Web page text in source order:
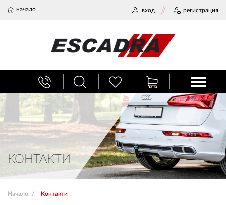
начало вход регистрация
КОНТАКТИ
Начало Контакти
БАГАЖНИЦИ
ТЕГЛИЧ ЗА КОЛА
ВЕРИГИ ЗА СНЯГ
ХЛАДИЛНИ ЧАНТИ